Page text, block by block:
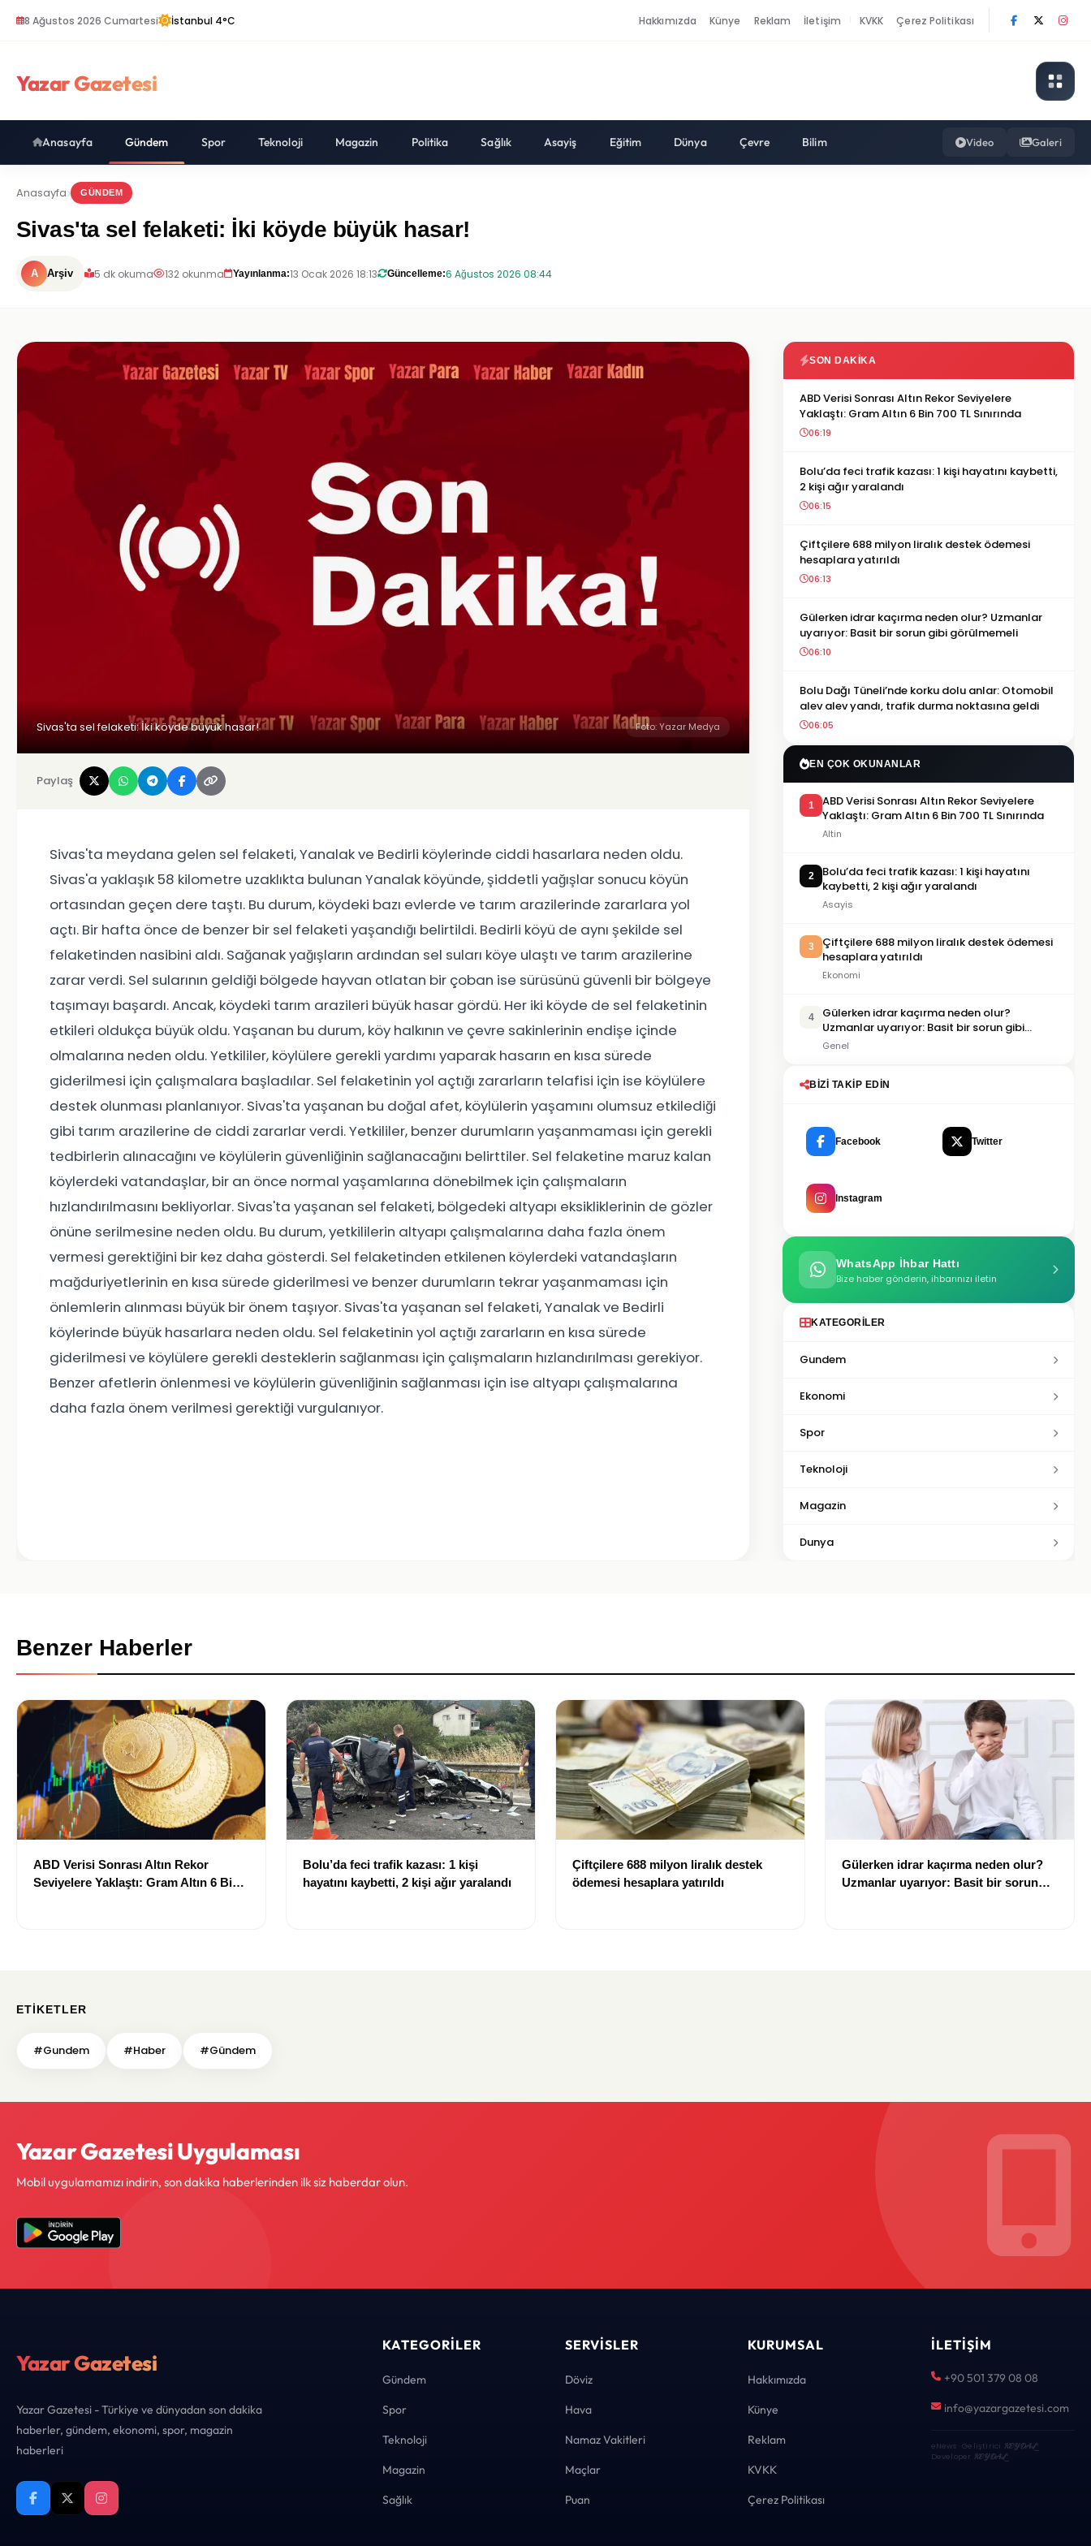
8 Ağustos 2026 Cumartesi İstanbul 4°C Hakkımızda Künye Reklam İletişim KVKK Çerez Politikası
Yazar Gazetesi
Anasayfa Gündem Spor Teknoloji Magazin Politika Sağlık Asayiş Eğitim Dünya Çevre Bilim Video Galeri
Anasayfa GÜNDEM
Sivas'ta sel felaketi: İki köyde büyük hasar!
A Arşiv 5 dk okuma 132 okunma Yayınlanma:13 Ocak 2026 18:13 Güncelleme:6 Ağustos 2026 08:44
Sivas'ta sel felaketi: İki köyde büyük hasar! Foto: Yazar Medya
Paylaş
Sivas'ta meydana gelen sel felaketi, Yanalak ve Bedirli köylerinde ciddi hasarlara neden oldu.
Sivas'a yaklaşık 58 kilometre uzaklıkta bulunan Yanalak köyünde, şiddetli yağışlar sonucu köyün
ortasından geçen dere taştı. Bu durum, köydeki bazı evlerde ve tarım arazilerinde zararlara yol
açtı. Bir hafta önce de benzer bir sel felaketi yaşandığı belirtildi. Bedirli köyü de aynı şekilde sel
felaketinden nasibini aldı. Sağanak yağışların ardından sel suları köye ulaştı ve tarım arazilerine
zarar verdi. Sel sularının geldiği bölgede hayvan otlatan bir çoban ise sürüsünü güvenli bir bölgeye
taşımayı başardı. Ancak, köydeki tarım arazileri büyük hasar gördü. Her iki köyde de sel felaketinin
etkileri oldukça büyük oldu. Yaşanan bu durum, köy halkının ve çevre sakinlerinin endişe içinde
olmalarına neden oldu. Yetkililer, köylülere gerekli yardımı yaparak hasarın en kısa sürede
giderilmesi için çalışmalara başladılar. Sel felaketinin yol açtığı zararların telafisi için ise köylülere
destek olunması planlanıyor. Sivas'ta yaşanan bu doğal afet, köylülerin yaşamını olumsuz etkilediği
gibi tarım arazilerine de ciddi zararlar verdi. Yetkililer, benzer durumların yaşanmaması için gerekli
tedbirlerin alınacağını ve köylülerin güvenliğinin sağlanacağını belirttiler. Sel felaketine maruz kalan
köylerdeki vatandaşlar, bir an önce normal yaşamlarına dönebilmek için çalışmaların
hızlandırılmasını bekliyorlar. Sivas'ta yaşanan sel felaketi, bölgedeki altyapı eksikliklerinin de gözler
önüne serilmesine neden oldu. Bu durum, yetkililerin altyapı çalışmalarına daha fazla önem
vermesi gerektiğini bir kez daha gösterdi. Sel felaketinden etkilenen köylerdeki vatandaşların
mağduriyetlerinin en kısa sürede giderilmesi ve benzer durumların tekrar yaşanmaması için
önlemlerin alınması büyük bir önem taşıyor. Sivas'ta yaşanan sel felaketi, Yanalak ve Bedirli
köylerinde büyük hasarlara neden oldu. Sel felaketinin yol açtığı zararların en kısa sürede
giderilmesi ve köylülere gerekli desteklerin sağlanması için çalışmaların hızlandırılması gerekiyor.
Benzer afetlerin önlenmesi ve köylülerin güvenliğinin sağlanması için ise altyapı çalışmalarına
daha fazla önem verilmesi gerektiği vurgulanıyor.
SON DAKIKA
ABD Verisi Sonrası Altın Rekor Seviyelere
Yaklaştı: Gram Altın 6 Bin 700 TL Sınırında
06:19
Bolu’da feci trafik kazası: 1 kişi hayatını kaybetti,
2 kişi ağır yaralandı
06:15
Çiftçilere 688 milyon liralık destek ödemesi
hesaplara yatırıldı
06:13
Gülerken idrar kaçırma neden olur? Uzmanlar
uyarıyor: Basit bir sorun gibi görülmemeli
06:10
Bolu Dağı Tüneli’nde korku dolu anlar: Otomobil
alev alev yandı, trafik durma noktasına geldi
06:05
EN ÇOK OKUNANLAR
1
ABD Verisi Sonrası Altın Rekor Seviyelere
Yaklaştı: Gram Altın 6 Bin 700 TL Sınırında
Altin
2
Bolu’da feci trafik kazası: 1 kişi hayatını
kaybetti, 2 kişi ağır yaralandı
Asayis
3
Çiftçilere 688 milyon liralık destek ödemesi
hesaplara yatırıldı
Ekonomi
4
Gülerken idrar kaçırma neden olur?
Uzmanlar uyarıyor: Basit bir sorun gibi
görülmemeli
Genel
BIZI TAKIP EDIN
Facebook Twitter
Instagram
WhatsApp İhbar Hattı
Bize haber gönderin, ihbarınızı iletin
KATEGORILER
Gundem
Ekonomi
Spor
Teknoloji
Magazin
Dunya
Benzer Haberler
ABD Verisi Sonrası Altın Rekor
Seviyelere Yaklaştı: Gram Altın 6 Bin
Bolu’da feci trafik kazası: 1 kişi
hayatını kaybetti, 2 kişi ağır yaralandı
Çiftçilere 688 milyon liralık destek
ödemesi hesaplara yatırıldı
Gülerken idrar kaçırma neden olur?
Uzmanlar uyarıyor: Basit bir sorun
ETIKETLER
#Gundem #Haber #Gündem
Yazar Gazetesi Uygulaması
Mobil uygulamamızı indirin, son dakika haberlerinden ilk siz haberdar olun.
Yazar Gazetesi
Yazar Gazetesi - Türkiye ve dünyadan son dakika
haberler, gündem, ekonomi, spor, magazin
haberleri
KATEGORILER
Gündem
Spor
Teknoloji
Magazin
Sağlık
SERVISLER
Döviz
Hava
Namaz Vakitleri
Maçlar
Puan
KURUMSAL
Hakkımızda
Künye
Reklam
KVKK
Çerez Politikası
İLETIŞIM
+90 501 379 08 08
info@yazargazetesi.com
eNews · Geliştirici KEYDAL·
Developer KEYDAL